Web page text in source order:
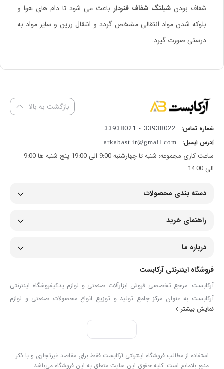
شفاف بودن شیلنگ شفاف فنردار باعث می شود تا دام های هوا و
بلوکه شدن مواد انتقالی مشخص گردد و انتقال رزین و سایر مواد به
درستی صورت گیرد.
بازگشت به بالا
شماره تماس: 33938022 - 33938021
آدرس ایمیل: arkabast.ir@gmail.com
ساعت کاری مجموعه: شنبه تا چهارشنبه 9:00 الی 19:00 پنج شنبه ها 9:00
الی 14:00
دسته بندی محصولات
راهنمای خرید
درباره ما
فروشگاه اینترنتی آرکابست
آرکابست: مرجع تخصصی فروش ابزارآلات صنعتی و لوازم یدکیفروشگاه اینترنتی
آرکابست به عنوان مرکز جامع تولید و توزیع انواع محصولات صنعتی و لوازم
یدکی، همراهی مطمئن برای صنعتگران، تعمیرکاران و مصرف‌کنندگان حرفه‌ای
است. ما در آرکابست با گردآوری مجموعه‌ای گسترده از ابزارآلات دستی و برقی،
انواع شیلنگ و اتصالات، تجهیزات ایمنی، ابزارآلات دقیق و قطعات مصرفی مانند
بست فلزی، گریس‌ پمپ و لوازم پنچرگیری، تلاش می‌کنیم تا نیازهای تخصصی
شما را با بالاترین کیفیت و تنوع پاسخ دهیم.هدف ما در آرکابست، ارائه دسترسی
نمایش بیشتر
استفاده از مطالب فروشگاه اینترنتی آرکابست فقط برای مقاصد غیرتجاری و با ذکر
منبع بلامانع است. کلیه حقوق این سایت متعلق به این فروشگاه می‌باشد